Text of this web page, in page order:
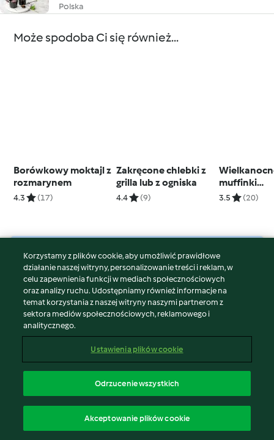
Polska
Może spodoba Ci się również...
Borówkowy moktajl z
rozmarynem
4.3 (17)
Zakręcone chlebki z
grilla lub z ogniska
4.4 (9)
muffinki
3.5 (20)
© Copyright 2026
Warunki korzystania
Polityka prywatności
Disclaimer
Znak wydawcy
Zgłoś treść
Oświadczenie o dostępności
Korzystamy z plików cookie, aby umożliwić prawidłowe
działanie naszej witryny, personalizowanie treści i reklam, w
celu zapewnienia funkcji w mediach społecznościowych
oraz analizy ruchu. Udostępniamy również informacje na
temat korzystania z naszej witryny naszymi partnerom z
sektora mediów społecznościowych, reklamowego i
analitycznego.
Ustawienia plików cookie
Odrzucenie wszystkich
Akceptowanie plików cookie